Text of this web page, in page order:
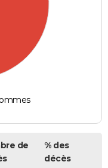
de
% des
décès